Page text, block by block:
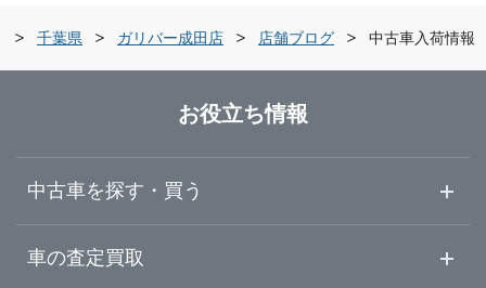
ガリバー船橋習志野店
ガリバー木更津金田店
ガリバー車検 木更津金田店
茂原市
千葉県
千葉県 ガリバー成田店 店舗ブログ 中古車入荷情報
お役立ち情報
中古車を探す・買う
中古車情報・中古車検索
車の査定買取